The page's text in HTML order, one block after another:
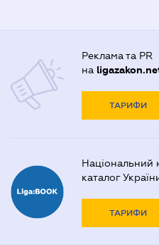
Реклама та PR
на
ТАРИФИ
Національний
каталог
ТАРИФИ